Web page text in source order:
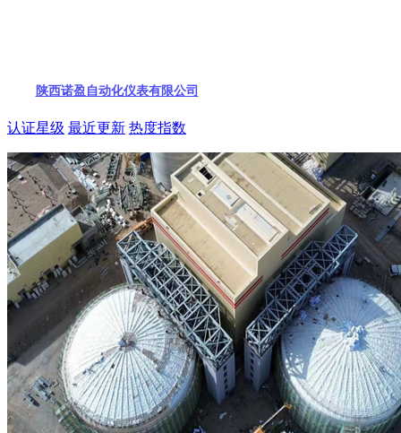
陕西诺盈自动化仪表有限公司
认证星级 最近更新 热度指数